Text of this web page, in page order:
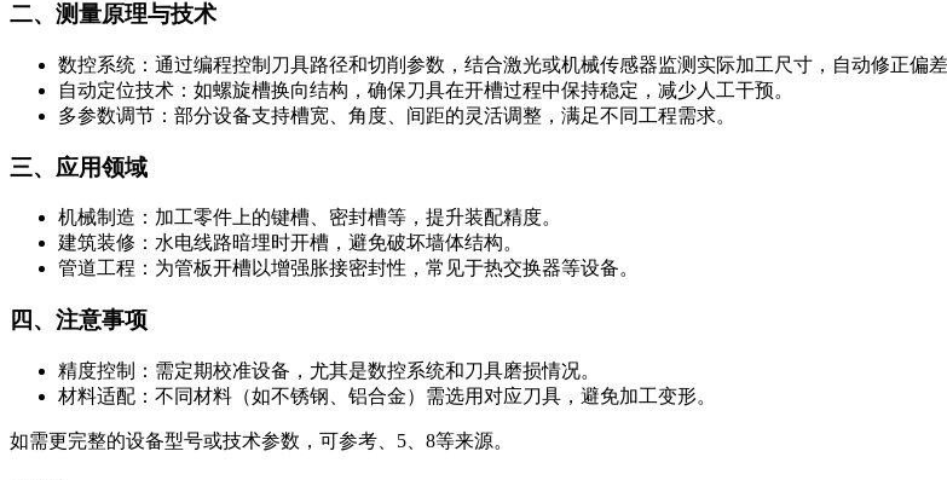
二、测量原理与技术
数控系统：通过编程控制刀具路径和切削参数，结合激光或机械传感器监测实际加工尺寸，自动修正偏差
自动定位技术：如螺旋槽换向结构，确保刀具在开槽过程中保持稳定，减少人工干预。
多参数调节：部分设备支持槽宽、角度、间距的灵活调整，满足不同工程需求。
三、应用领域
机械制造：加工零件上的键槽、密封槽等，提升装配精度。
建筑装修：水电线路暗埋时开槽，避免破坏墙体结构。
管道工程：为管板开槽以增强胀接密封性，常见于热交换器等设备。
四、注意事项
精度控制：需定期校准设备，尤其是数控系统和刀具磨损情况。
材料适配：不同材料（如不锈钢、铝合金）需选用对应刀具，避免加工变形。
如需更完整的设备型号或技术参数，可参考、5、8等来源。